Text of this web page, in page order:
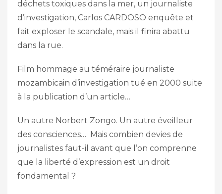
déchets toxiques dans la mer, un journaliste
d’investigation, Carlos CARDOSO enquête et
fait exploser le scandale, mais il finira abattu
dans la rue.
Film hommage au téméraire journaliste
mozambicain d’investigation tué en 2000 suite
à la publication d’un article…
Un autre Norbert Zongo. Un autre éveilleur
des consciences… Mais combien devies de
journalistes faut-il avant que l’on comprenne
que la liberté d’expression est un droit
fondamental ?